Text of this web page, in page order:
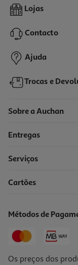
Lojas
Contacto
Ajuda
Trocas e
Sobre a Auchan
Entregas
Serviços
Cartões
Métodos de
Os preços dos